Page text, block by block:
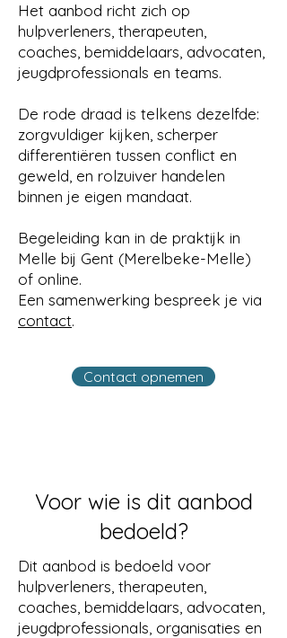
Het aanbod richt zich op
hulpverleners, therapeuten,
coaches, bemiddelaars, advocaten,
jeugdprofessionals en teams.
De rode draad is telkens dezelfde:
zorgvuldiger kijken, scherper
differentiëren tussen conflict en
geweld, en rolzuiver handelen
binnen je eigen mandaat.
Begeleiding kan in de praktijk in
Melle bij Gent (Merelbeke-Melle)
of online.
Een samenwerking bespreek je via
contact.
Contact opnemen
Voor wie is dit aanbod
bedoeld?
Dit aanbod is bedoeld voor
hulpverleners, therapeuten,
coaches, bemiddelaars, advocaten,
jeugdprofessionals, organisaties en